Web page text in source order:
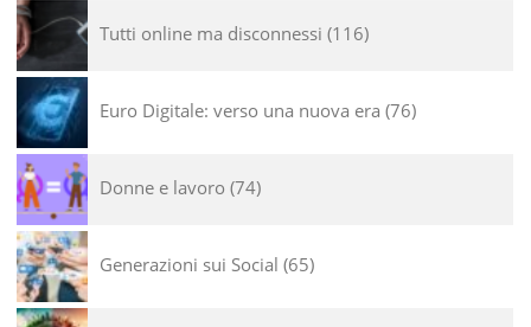
Tutti online ma disconnessi 116
Euro Digitale: verso una nuova era 76
Donne e lavoro 74
Generazioni sui Social 65